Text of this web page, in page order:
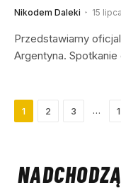
Nikodem Daleki 15
Przedstawiamy
Argentyna.
1 2 3 …